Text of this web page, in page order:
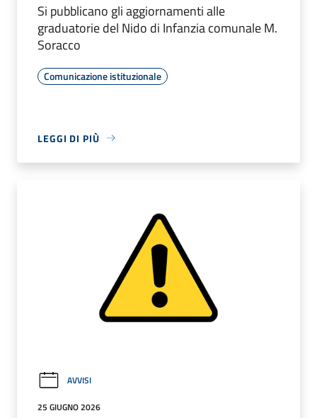
Si pubblicano gli aggiornamenti alle
graduatorie del Nido di Infanzia comunale M.
Soracco
Comunicazione istituzionale
LEGGI DI PIÙ
AVVISI
25 GIUGNO 2026